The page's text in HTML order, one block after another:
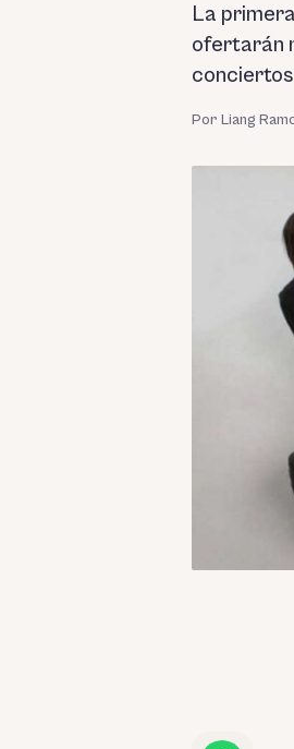
La
ofertarán
Por Liang